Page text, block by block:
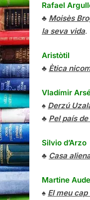
Rafael
♣ Moisès
la seva vida.
Aristòtil
♣ Ètica
Vladímir
♠ Derzú
♣ Pel país de
Silvio d’Arzo
♣ Casa
Martine
♠ El meu cap